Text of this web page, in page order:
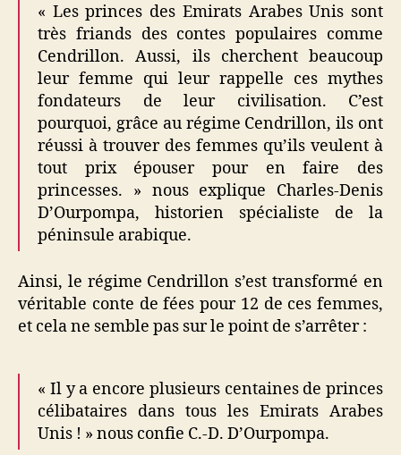
« Les princes des Emirats Arabes Unis sont
très friands des contes populaires comme
Cendrillon. Aussi, ils cherchent beaucoup
leur femme qui leur rappelle ces mythes
fondateurs de leur civilisation. C’est
pourquoi, grâce au régime Cendrillon, ils ont
réussi à trouver des femmes qu’ils veulent à
tout prix épouser pour en faire des
princesses. » nous explique Charles-Denis
D’Ourpompa, historien spécialiste de la
péninsule arabique.
Ainsi, le régime Cendrillon s’est transformé en
véritable conte de fées pour 12 de ces femmes,
et cela ne semble pas sur le point de s’arrêter :
« Il y a encore plusieurs centaines de princes
célibataires dans tous les Emirats Arabes
Unis ! » nous confie C.-D. D’Ourpompa.